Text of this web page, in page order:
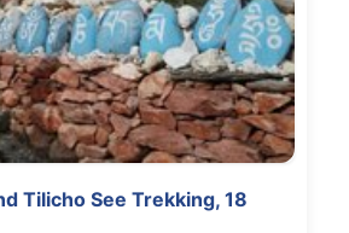
Tilicho See Trekking, 18